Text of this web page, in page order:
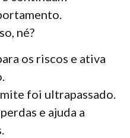
né?
os riscos e ativa
foi ultrapassado.
e ajuda a